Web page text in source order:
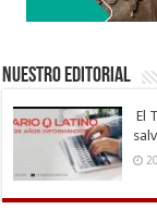
Nuestro Editorial
El